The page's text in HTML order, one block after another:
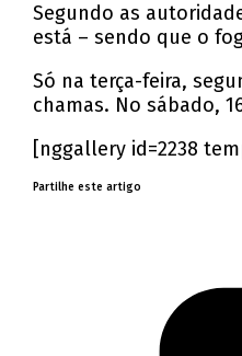
Segundo as
está – sendo que o
Só na terça-feira,
chamas. No sábado,
[nggallery id=2238
Partilhe este artigo